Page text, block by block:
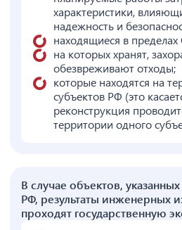
характеристики,
надежность и
находящиеся в
на которых хранят,
обезвреживают отходы;
которые находятся на
субъектов РФ (это
реконструкция
территории одного
В случае объектов,
РФ, результаты инженерных
проходят государственную